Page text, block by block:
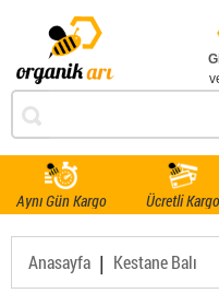
Aynı Gün Kargo Ücretli Kargo
Anasayfa | Kestane Balı